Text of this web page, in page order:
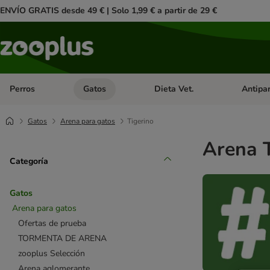
ENVÍO GRATIS desde 49 € | Solo 1,99 € a partir de 29 €
Perros Menú de categoria abierto: Perros
Gatos Menú de categoria abierto: Gatos
Dieta Vet. Menú
Gatos Arena para gatos Tigerino
Categoría
Gatos
Arena para gatos
Ofertas de prueba
TORMENTA DE ARENA
zooplus Selección
Arena